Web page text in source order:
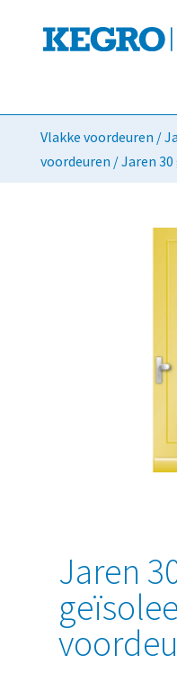
Vlakke voordeuren /
voordeuren / Jaren
Jaren